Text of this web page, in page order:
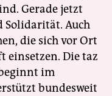
Gerade jetzt
Solidarität. Auch
die sich vor Ort
einsetzen. Die taz
im
bundesweit